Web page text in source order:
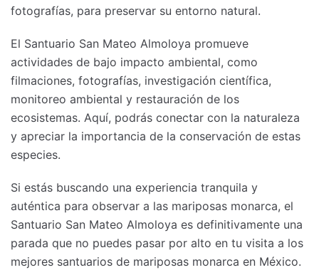
fotografías, para preservar su entorno natural.
El Santuario San Mateo Almoloya promueve
actividades de bajo impacto ambiental, como
filmaciones, fotografías, investigación científica,
monitoreo ambiental y restauración de los
ecosistemas. Aquí, podrás conectar con la naturaleza
y apreciar la importancia de la conservación de estas
especies.
Si estás buscando una experiencia tranquila y
auténtica para observar a las mariposas monarca, el
Santuario San Mateo Almoloya es definitivamente una
parada que no puedes pasar por alto en tu visita a los
mejores santuarios de mariposas monarca en México.